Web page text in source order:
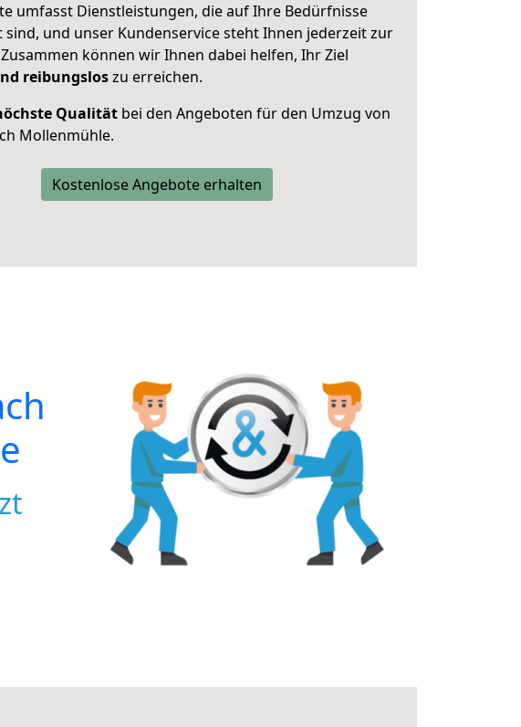
umfasst Dienstleistungen, die auf Ihre Bedürfnisse
und unser Kundenservice steht Ihnen jederzeit zur
können wir Ihnen dabei helfen, Ihr Ziel
reibungsloszu erreichen.
Qualität bei den Angeboten für den Umzug von
Mollenmühle.
Kostenlose Angebote erhalten